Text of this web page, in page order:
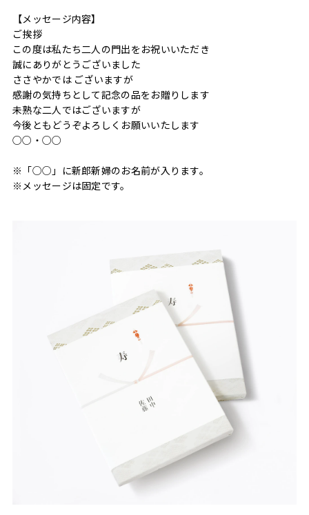
【メッセージ内容】
ご挨拶
この度は私たち二人の門出をお祝いいただき
誠にありがとうございました
ささやかでは ございますが
感謝の気持ちとして記念の品をお贈りします
未熟な二人ではございますが
今後ともどうぞよろしくお願いいたします
○○・○○
※「○○」に新郎新婦のお名前が入ります。
※メッセージは固定です。